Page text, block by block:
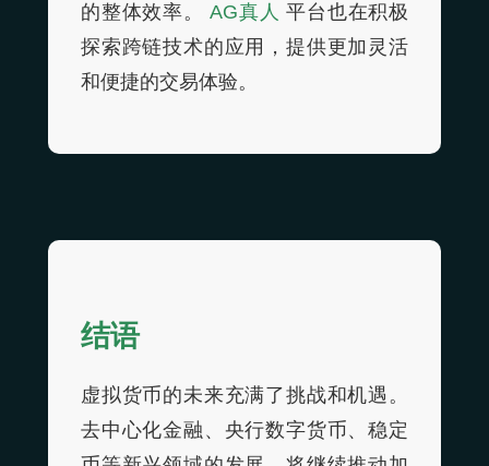
的整体效率。AG真人 平台也在积极
探索跨链技术的应用，提供更加灵活
和便捷的交易体验。
结语
虚拟货币的未来充满了挑战和机遇。
去中心化金融、央行数字货币、稳定